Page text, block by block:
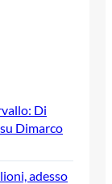
Di
Dimarco
adesso